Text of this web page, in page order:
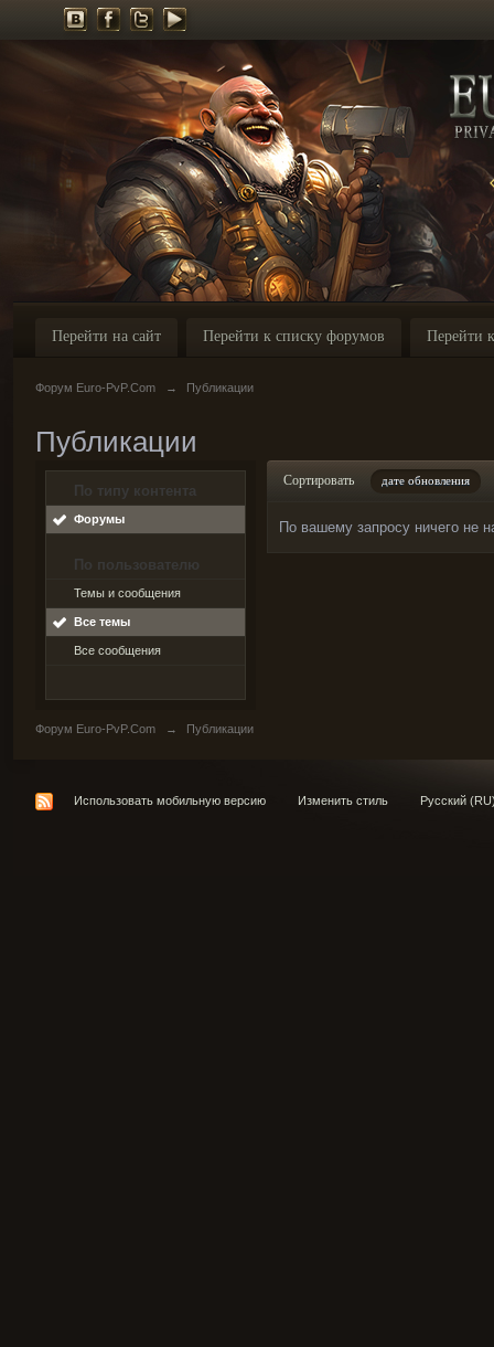
Перейти на сайт Перейти к списку форумов Перейти
Форум Euro-PvP.Com → Публикации
Публикации
По типу контента
Форумы
По пользователю
Темы и сообщения
Все темы
Все сообщения
Сортировать дате обновления
По вашему запросу ничего не
Форум Euro-PvP.Com → Публикации
Использовать мобильную версию Изменить стиль Русский